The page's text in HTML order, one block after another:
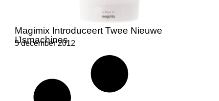
Magimix Introduceert Twee Nieuwe
IJsmachines
5 december 2012